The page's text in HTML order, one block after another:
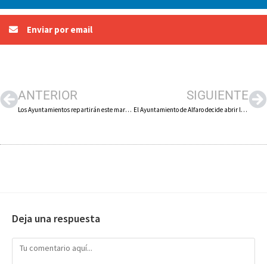
Enviar por email
ANTERIOR
Los Ayuntamientos repartirán este martes 9 de junio mascarillas conmemorativas del Día de La Rioja de la campaña «Gracias a ti, nada borrará nuestra sonrisa»
SIGUIENTE
El Ayuntamiento de Alfaro decide abrir las piscinas municipales de La Molineta a partir del 1 de julio
Deja una respuesta